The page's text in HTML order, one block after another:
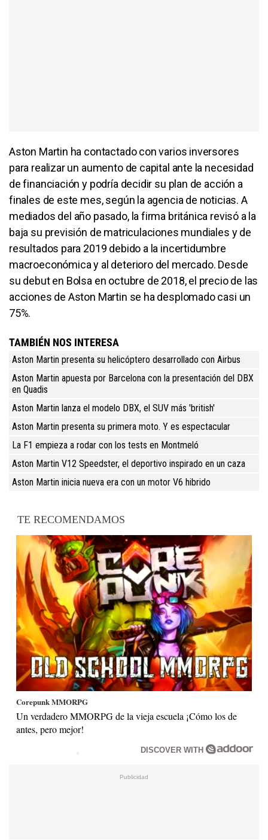
Aston Martin ha contactado con varios inversores
para realizar un aumento de capital ante la necesidad
de financiación y podría decidir su plan de acción a
finales de este mes, según la agencia de noticias. A
mediados del año pasado, la firma británica revisó a la
baja su previsión de matriculaciones mundiales y de
resultados para 2019 debido a la incertidumbre
macroeconómica y al deterioro del mercado. Desde
su debut en Bolsa en octubre de 2018, el precio de las
acciones de Aston Martin se ha desplomado casi un
75%.
TAMBIÉN NOS INTERESA
Aston Martin presenta su helicóptero desarrollado con Airbus
Aston Martin apuesta por Barcelona con la presentación del DBX
en Quadis
Aston Martin lanza el modelo DBX, el SUV más 'british'
Aston Martin presenta su primera moto. Y es espectacular
La F1 empieza a rodar con los tests en Montmeló
Aston Martin V12 Speedster, el deportivo inspirado en un caza
Aston Martin inicia nueva era con un motor V6 hibrido
TE RECOMENDAMOS
Corepunk MMORPG
Un verdadero MMORPG de la vieja escuela ¡Cómo los de
antes, pero mejor!
DISCOVER WITH